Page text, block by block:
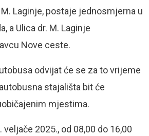
Laginje, postaje jednosmjerna u
a Ulica dr. M. Laginje
Nove ceste.
odvijat će se za to vrijeme
stajališta bit će
mjestima.
veljače 2025., od 08,00 do 16,00